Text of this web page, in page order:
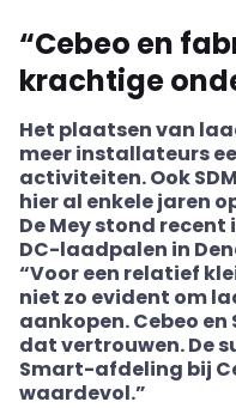
“Cebeo en
krachtige
Het plaatsen van
meer installateurs
activiteiten. Ook
hier al enkele jaren
De Mey stond
DC-laadpalen in
“Voor een relatief
niet zo evident om
aankopen. Cebeo en
dat vertrouwen. De
Smart-afdeling bij
waardevol.”